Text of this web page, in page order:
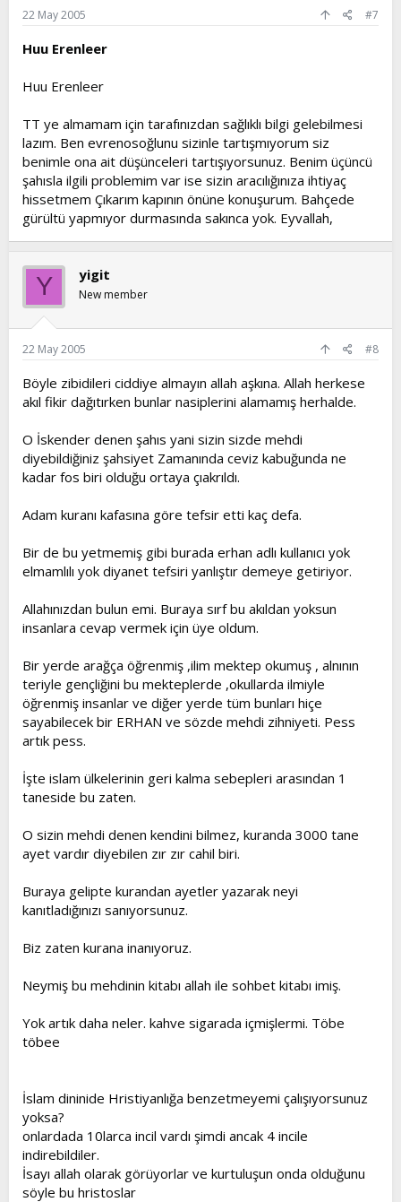
22 May 2005 #7
Huu Erenleer
Huu Erenleer
TT ye almamam için tarafınızdan sağlıklı bilgi gelebilmesi
lazım. Ben evrenosoğlunu sizinle tartışmıyorum siz
benimle ona ait düşünceleri tartışıyorsunuz. Benim üçüncü
şahısla ilgili problemim var ise sizin aracılığınıza ihtiyaç
hissetmem Çıkarım kapının önüne konuşurum. Bahçede
gürültü yapmıyor durmasında sakınca yok. Eyvallah,
Y yigit
New member
22 May 2005 #8
Böyle zibidileri ciddiye almayın allah aşkına. Allah herkese
akıl fikir dağıtırken bunlar nasiplerini alamamış herhalde.
O İskender denen şahıs yani sizin sizde mehdi
diyebildiğiniz şahsiyet Zamanında ceviz kabuğunda ne
kadar fos biri olduğu ortaya çıakrıldı.
Adam kuranı kafasına göre tefsir etti kaç defa.
Bir de bu yetmemiş gibi burada erhan adlı kullanıcı yok
elmamlılı yok diyanet tefsiri yanlıştır demeye getiriyor.
Allahınızdan bulun emi. Buraya sırf bu akıldan yoksun
insanlara cevap vermek için üye oldum.
Bir yerde arağça öğrenmiş ,ilim mektep okumuş , alnının
teriyle gençliğini bu mekteplerde ,okullarda ilmiyle
öğrenmiş insanlar ve diğer yerde tüm bunları hiçe
sayabilecek bir ERHAN ve sözde mehdi zihniyeti. Pess
artık pess.
İşte islam ülkelerinin geri kalma sebepleri arasından 1
taneside bu zaten.
O sizin mehdi denen kendini bilmez, kuranda 3000 tane
ayet vardır diyebilen zır zır cahil biri.
Buraya gelipte kurandan ayetler yazarak neyi
kanıtladığınızı sanıyorsunuz.
Biz zaten kurana inanıyoruz.
Neymiş bu mehdinin kitabı allah ile sohbet kitabı imiş.
Yok artık daha neler. kahve sigarada içmişlermi. Töbe
töbee
İslam dininide Hristiyanlığa benzetmeyemi çalışıyorsunuz
yoksa?
onlardada 10larca incil vardı şimdi ancak 4 incile
indirebildiler.
İsayı allah olarak görüyorlar ve kurtuluşun onda olduğunu
söyle bu hristoslar